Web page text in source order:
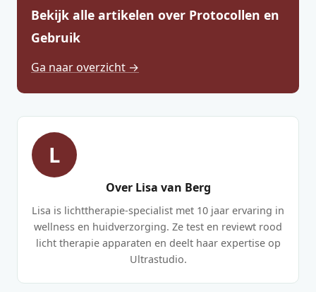
Bekijk alle artikelen over Protocollen en
Gebruik
Ga naar overzicht →
L
Over Lisa van Berg
Lisa is lichttherapie-specialist met 10 jaar ervaring in
wellness en huidverzorging. Ze test en reviewt rood
licht therapie apparaten en deelt haar expertise op
Ultrastudio.